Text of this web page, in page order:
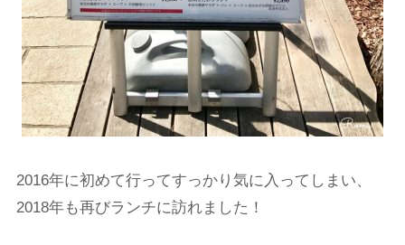
2016年に初めて行ってすっかり気に入ってしまい、
2018年も再びランチに訪れました！